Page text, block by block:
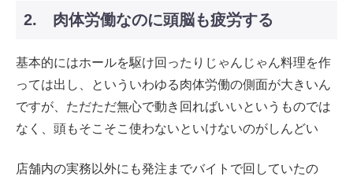
2. 肉体労働なのに頭脳も疲労する
基本的にはホールを駆け回ったりじゃんじゃん料理を作
っては出し、といういわゆる肉体労働の側面が大きいん
ですが、ただただ無心で動き回ればいいというものでは
なく、頭もそこそこ使わないといけないのがしんどい
店舗内の実務以外にも発注までバイトで回していたの